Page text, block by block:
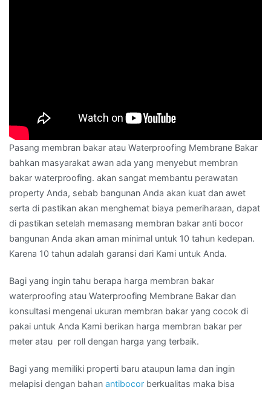
Pasang membran bakar atau Waterproofing Membrane Bakar
bahkan masyarakat awan ada yang menyebut membran
bakar waterproofing. akan sangat membantu perawatan
property Anda, sebab bangunan Anda akan kuat dan awet
serta di pastikan akan menghemat biaya pemeriharaan, dapat
di pastikan setelah memasang membran bakar anti bocor
bangunan Anda akan aman minimal untuk 10 tahun kedepan.
Karena 10 tahun adalah garansi dari Kami untuk Anda.
Bagi yang ingin tahu berapa harga membran bakar
waterproofing atau Waterproofing Membrane Bakar dan
konsultasi mengenai ukuran membran bakar yang cocok di
pakai untuk Anda Kami berikan harga membran bakar per
meter atau per roll dengan harga yang terbaik.
Bagi yang memiliki properti baru ataupun lama dan ingin
melapisi dengan bahan antibocor berkualitas maka bisa